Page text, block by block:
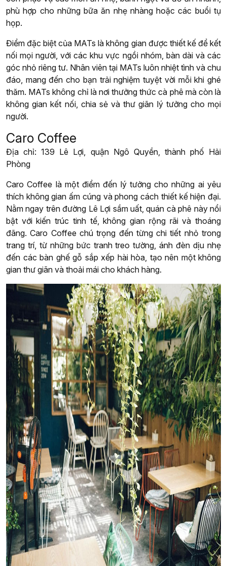
phù hợp cho những bữa ăn nhẹ nhàng hoặc các buổi tụ
họp.
Điểm đặc biệt của MATs là không gian được thiết kế để kết
nối mọi người, với các khu vực ngồi nhóm, bàn dài và các
góc nhỏ riêng tư. Nhân viên tại MATs luôn nhiệt tình và chu
đáo, mang đến cho bạn trải nghiệm tuyệt vời mỗi khi ghé
thăm. MATs không chỉ là nơi thưởng thức cà phê mà còn là
không gian kết nối, chia sẻ và thư giãn lý tưởng cho mọi
người.
Caro Coffee
Địa chỉ: 139 Lê Lợi, quận Ngô Quyền, thành phố Hải
Phòng
Caro Coffee là một điểm đến lý tưởng cho những ai yêu
thích không gian ấm cúng và phong cách thiết kế hiện đại.
Nằm ngay trên đường Lê Lợi sầm uất, quán cà phê này nổi
bật với kiến trúc tinh tế, không gian rộng rãi và thoáng
đãng. Caro Coffee chú trọng đến từng chi tiết nhỏ trong
trang trí, từ những bức tranh treo tường, ánh đèn dịu nhẹ
đến các bàn ghế gỗ sắp xếp hài hòa, tạo nên một không
gian thư giãn và thoải mái cho khách hàng.